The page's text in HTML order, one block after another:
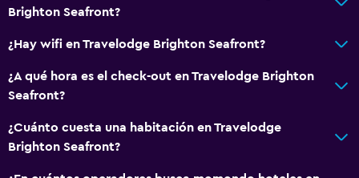
Brighton Seafront?
¿Hay wifi en Travelodge Brighton Seafront?
¿A qué hora es el check-out en Travelodge Brighton
Seafront?
¿Cuánto cuesta una habitación en Travelodge
Brighton Seafront?